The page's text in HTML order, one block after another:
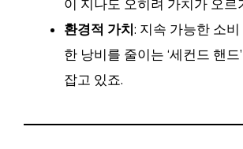
이 지나도 오히려 가치가 오르
환경적 가치: 지속 가능한 소
한 낭비를 줄이는 ‘세컨드 핸드
잡고 있죠.